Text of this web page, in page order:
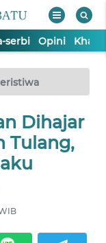
serbi Opini Khas
Dihajar
Tulang,